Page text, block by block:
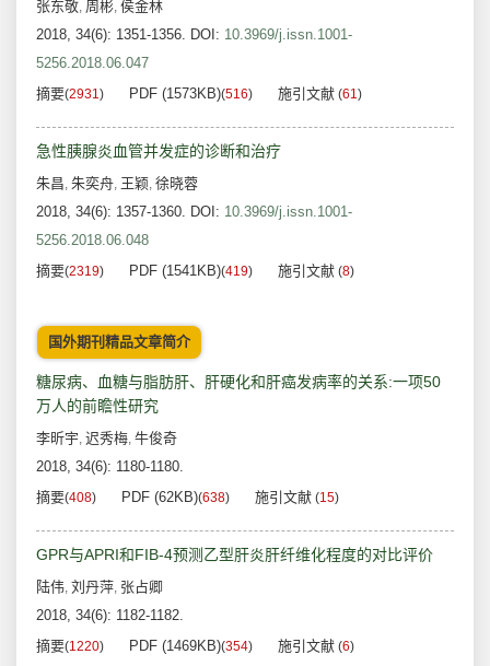
张东敬, 周彬, 侯金林
2018, 34(6): 1351-1356. DOI: 10.3969/j.issn.1001-
5256.2018.06.047
摘要(2931) PDF (1573KB)(516) 施引文献 (61)
急性胰腺炎血管并发症的诊断和治疗
朱昌, 朱奕舟, 王颖, 徐晓蓉
2018, 34(6): 1357-1360. DOI: 10.3969/j.issn.1001-
5256.2018.06.048
摘要(2319) PDF (1541KB)(419) 施引文献 (8)
国外期刊精品文章简介
糖尿病、血糖与脂肪肝、肝硬化和肝癌发病率的关系:一项50
万人的前瞻性研究
李昕宇, 迟秀梅, 牛俊奇
2018, 34(6): 1180-1180.
摘要(408) PDF (62KB)(638) 施引文献 (15)
GPR与APRI和FIB-4预测乙型肝炎肝纤维化程度的对比评价
陆伟, 刘丹萍, 张占卿
2018, 34(6): 1182-1182.
摘要(1220) PDF (1469KB)(354) 施引文献 (6)